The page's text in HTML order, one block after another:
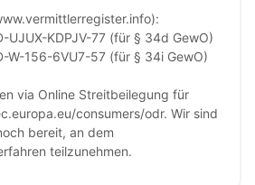
UJUX-KDPJV-77 (für § 34d GewO)
W-156-6VU7-57 (für § 34i GewO)
via Online Streitbeilegung für
consumers/odr. Wir sind
bereit, an dem
teilzunehmen.